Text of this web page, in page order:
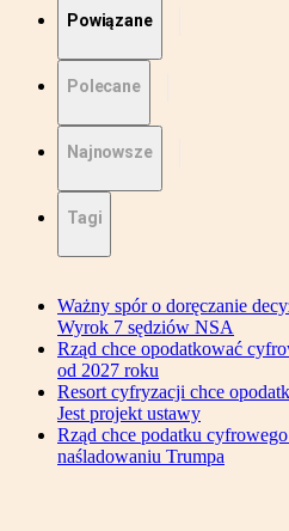
Powiązane
Polecane
Najnowsze
Tagi
Ważny spór o doręczanie
Wyrok 7 sędziów NSA
Rząd chce opodatkować
od 2027 roku
Resort cyfryzacji chce
Jest projekt ustawy
Rząd chce podatku
naśladowaniu Trumpa